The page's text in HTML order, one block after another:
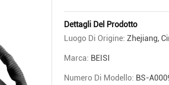
Dettagli Del Prodotto
Luogo Di Origine: Zhejiang,
Marca: BEISI
Numero Di Modello: BS-